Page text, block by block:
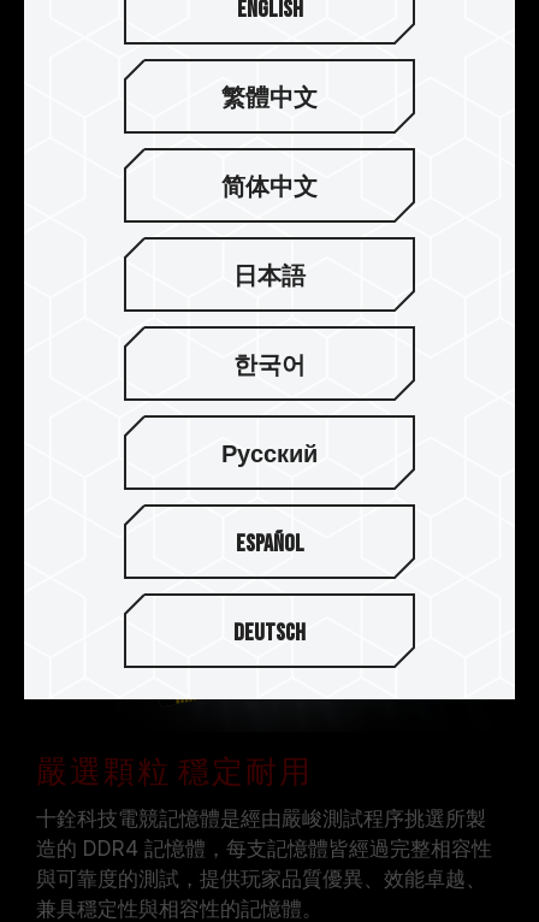
強化結構 提升散熱
採用厚度 0.8 mm 的鋁合金一體成形沖壓製程，加
上電解陽極氧化製程，抗腐蝕能力不導電，透過超
傳導導熱背膠熱傳導至鋁合金模組來提升散熱，讓
超頻記憶體維持在有效工作溫度內。
嚴選顆粒 穩定耐用
十銓科技電競記憶體是經由嚴峻測試程序挑選所製
造的 DDR4 記憶體，每支記憶體皆經過完整相容性
與可靠度的測試，提供玩家品質優異、效能卓越、
兼具穩定性與相容性的記憶體。
English
繁體中文
简体中文
日本語
한국어
Русский
Español
Deutsch